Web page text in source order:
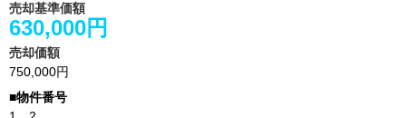
売却基準価額
630,000円
売却価額
750,000円